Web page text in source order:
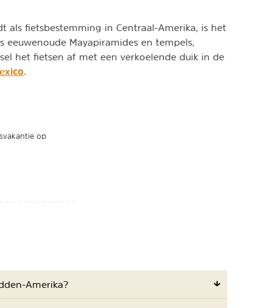
als fietsbestemming in Centraal-Amerika, is het
Mayapiramides en tempels,
het fietsen af met een verkoelende duik in de
op
Amerika?